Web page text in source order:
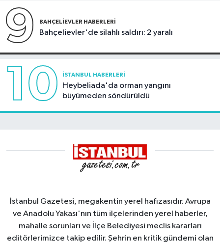
9 BAHÇELIEVLER HABERLERI
Bahçelievler'de silahlı saldırı: 2 yaralı
10 İSTANBUL HABERLERI
Heybeliada'da orman yangını
büyümeden söndürüldü
İstanbul Gazetesi, megakentin yerel hafızasıdır. Avrupa
ve Anadolu Yakası'nın tüm ilçelerinden yerel haberler,
mahalle sorunları ve İlçe Belediyesi meclis kararları
editörlerimizce takip edilir. Şehrin en kritik gündemi olan